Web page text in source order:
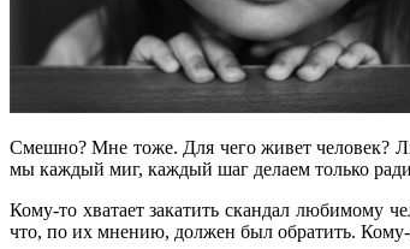
Смешно? Мне тоже. Для чего живет человек?
мы каждый миг, каждый шаг делаем только
Кому-то хватает закатить скандал любимому
что, по их мнению, должен был обратить. Кому-